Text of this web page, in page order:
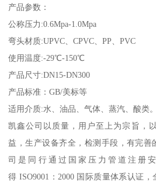
产品参数：
公称压力:0.6Mpa-1.0Mpa
弯头材质:UPVC、CPVC、PP、PVC
使用温度:-29℃-150℃
产品尺寸:DN15-DN300
产品标准：GB/美标等
适用介质:水、油品、气体、蒸汽、酸类。
凯鑫公司以质量，用户至上为宗旨，
益，生产设备齐全，检测手段，有完善
司是同行通过国家压力管道注册
得 ISO9001：2000 国际质量体系认证